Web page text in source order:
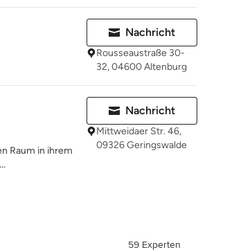
Nachricht
Rousseaustraße 30-
32, 04600 Altenburg
Raum in ihrem
Nachricht
Mittweidaer Str. 46,
09326 Geringswalde
59 Experten